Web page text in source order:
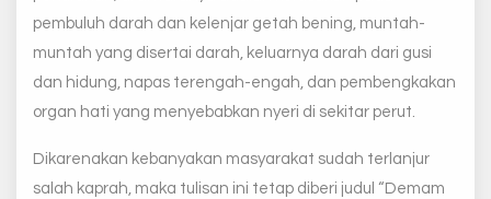
pembuluh darah dan kelenjar getah bening, muntah-
muntah yang disertai darah, keluarnya darah dari gusi
dan hidung, napas terengah-engah, dan pembengkakan
organ hati yang menyebabkan nyeri di sekitar perut.
Dikarenakan kebanyakan masyarakat sudah terlanjur
salah kaprah, maka tulisan ini tetap diberi judul “Demam